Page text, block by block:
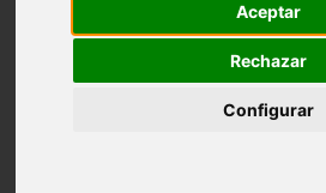
Aceptar
Rechazar
Configurar
Madrid - nuevo-baztán